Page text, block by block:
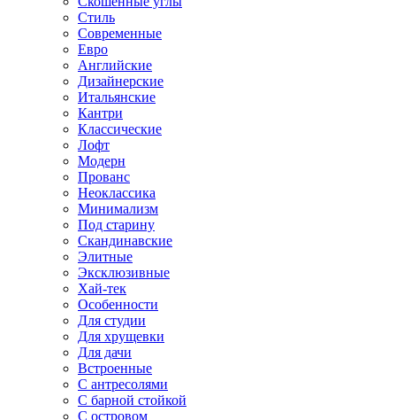
Стиль
Современные
Евро
Английские
Дизайнерские
Итальянские
Кантри
Классические
Лофт
Модерн
Прованс
Неоклассика
Минимализм
Под старину
Скандинавские
Элитные
Эксклюзивные
Хай-тек
Особенности
Для студии
Для хрущевки
Для дачи
Встроенные
С антресолями
С барной стойкой
С островом